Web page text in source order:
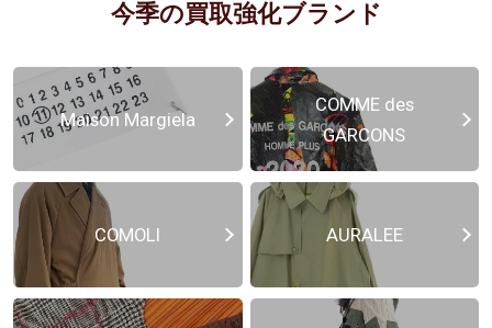
今季の買取強化ブランド
Maison Margiela
COMME des
GARCONS
COMOLI AURALEE